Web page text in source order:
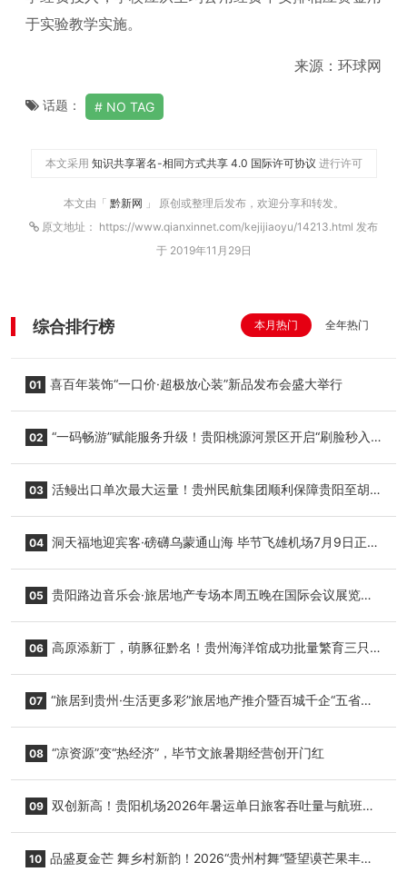
于实验教学实施。
来源：环球网
话题： NO TAG
本文采用 知识共享署名-相同方式共享 4.0 国际许可协议 进行许可
本文由「 黔新网 」 原创或整理后发布，欢迎分享和转发。
原文地址： https://www.qianxinnet.com/kejijiaoyu/14213.html 发布
于 2019年11月29日
综合排行榜 本月热门 全年热门
01 喜百年装饰“一口价·超极放心装”新品发布会盛大举行
02 “一码畅游”赋能服务升级！贵阳桃源河景区开启“刷脸秒入
03 活鳗出口单次最大运量！贵州民航集团顺利保障贵阳至胡
04 洞天福地迎宾客·磅礴乌蒙通山海 毕节飞雄机场7月9日正式
05 贵阳路边音乐会·旅居地产专场本周五晚在国际会议展览中
06 高原添新丁，萌豚征黔名！贵州海洋馆成功批量繁育三只
07 “旅居到贵州·生活更多彩”旅居地产推介暨百城千企“五省
08 “凉资源”变“热经济”，毕节文旅暑期经营创开门红
09 双创新高！贵阳机场2026年暑运单日旅客吞吐量与航班起
10 品盛夏金芒 舞乡村新韵！2026“贵州村舞”暨望谟芒果丰收